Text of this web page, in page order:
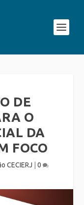
DE
O
DA
FOCO
CECIERJ 0